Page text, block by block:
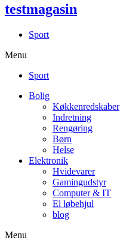
testmagasin
Sport
Menu
Sport
Bolig
Køkkenredskaber
Indretning
Rengøring
Børn
Helse
Elektronik
Hvidevarer
Gamingudstyr
Computer & IT
El løbehjul
blog
Menu